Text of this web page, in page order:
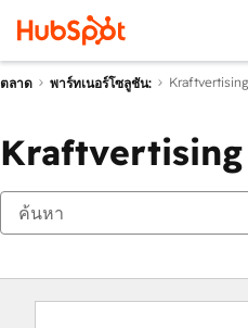
ตลาด พาร์ทเนอร์โซลูชัน: Kraftvertising
Kraftvertising